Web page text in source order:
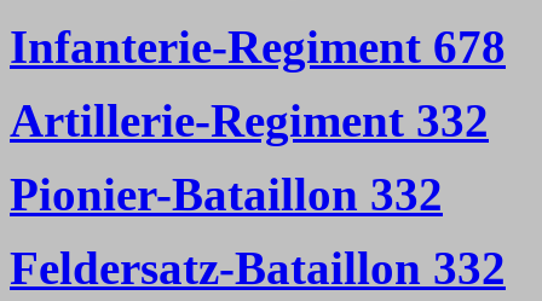
Infanterie-Regiment 678
Artillerie-Regiment 332
Pionier-Bataillon 332
Feldersatz-Bataillon 332